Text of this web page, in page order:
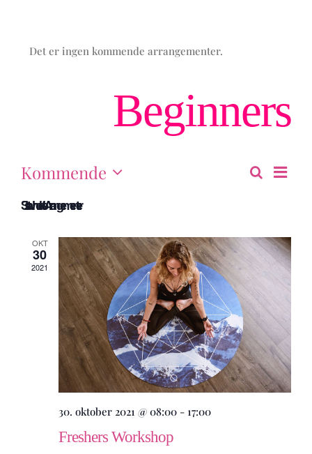
Det er ingen kommende arrangementer.
Beginners
and
Views
Liste
Kommende
dato.
Sist avholdte Arrangementer
OKT
30
2021
30. oktober 2021 @ 08:00 - 17:00
Freshers Workshop